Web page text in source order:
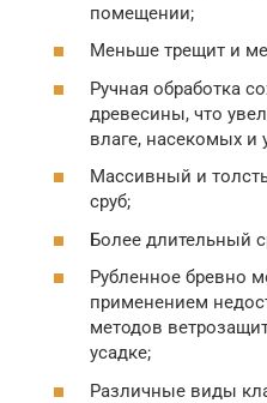
помещении;
Меньше трещит и
Ручная обработка
древесины, что
влаге, насекомых и
Массивный и
сруб;
Более длительный
Рубленное бревно
применением
методов
усадке;
Различные виды